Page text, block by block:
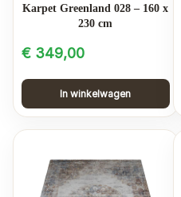
Karpet Greenland 028 – 160 x
230 cm
€ 349,00
In winkelwagen